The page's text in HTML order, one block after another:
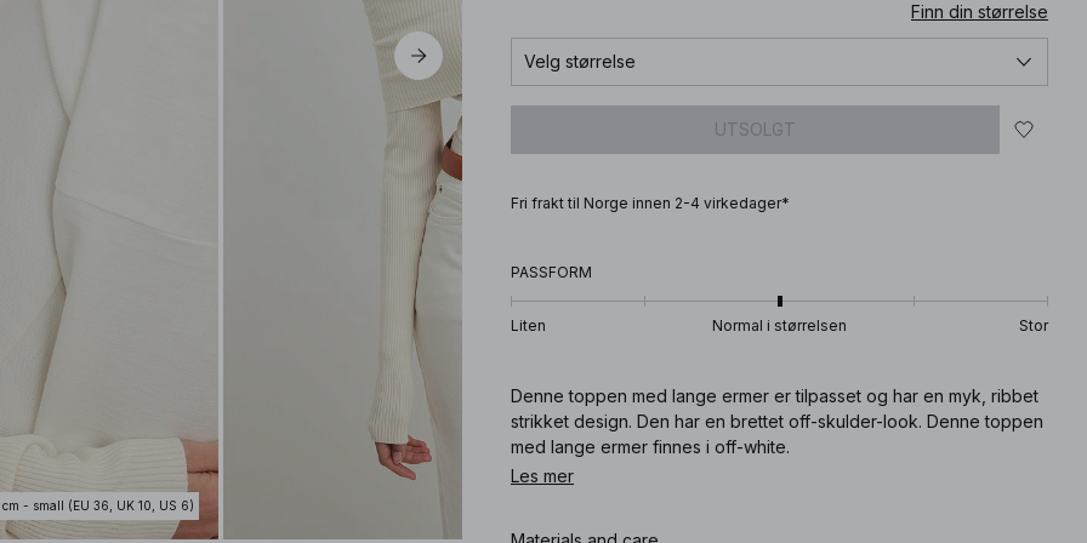
cm - small (EU 36, UK 10, US 6)
Finn din størrelse
Velg størrelse
UTSOLGT
Fri frakt til Norge innen 2-4 virkedager*
PASSFORM
Liten Normal i størrelsen Stor
Denne toppen med lange ermer er tilpasset og har en myk, ribbet
strikket design. Den har en brettet off-skulder-look. Denne toppen
med lange ermer finnes i off-white.
Les mer